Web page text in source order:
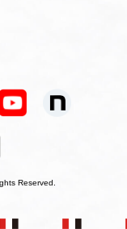
Reserved.